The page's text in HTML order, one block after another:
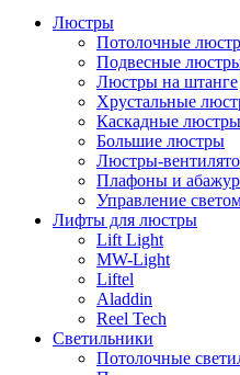
Люстры
Потолочные
Подвесные
Люстры на штанге
Хрустальные
Каскадные люстры
Большие люстры
Люстры-
Плафоны и
Управление
Лифты для люстры
Lift Light
MW-Light
Liftel
Aladdin
Reel Tech
Светильники
Потолочные